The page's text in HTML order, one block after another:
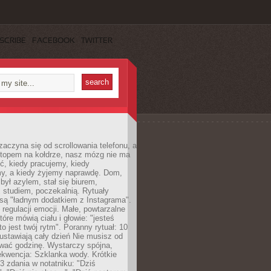
FACEBOOK TWITTER
się od scrollowania telefonu, a
na kołdrze, nasz mózg nie ma
kiedy pracujemy, kiedy
a kiedy żyjemy naprawdę. Dom,
azylem, stał się biurem,
studiem, poczekalnią. Rytuały
"ładnym dodatkiem z Instagrama".
emocji. Małe, powtarzalne
mówią ciału i głowie: "jesteś
jest twój rytm". Poranny rytuał: 10
cały dzień Nie musisz od
godzinę. Wystarczy spójna,
Szklanka wody. Krótkie
zdania w notatniku: "Dziś